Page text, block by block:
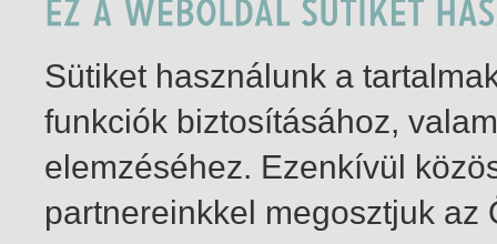
Sütiket használunk a
funkciók biztosításához,
elemzéséhez. Ezenkívül
partnereinkkel megosztjuk